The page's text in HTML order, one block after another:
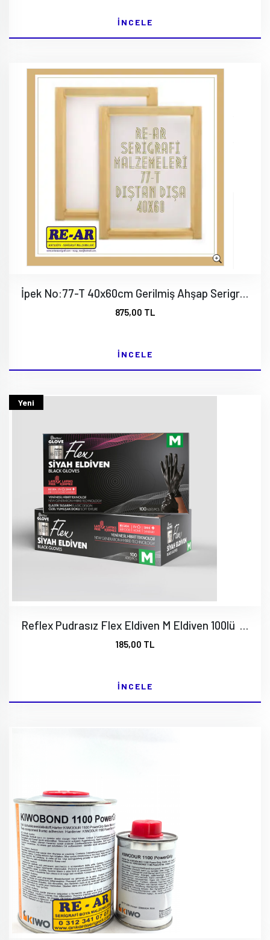
İNCELE
İpek No:77-T 40x60cm Gerilmiş Ahşap Serigrafi Baskı Kalıbı (Dıştan Dışa ölçü)
875,00 TL
İNCELE
Yeni
Reflex Pudrasız Flex Eldiven M Eldiven 100lü 1 pk. SİYAH
185,00 TL
İNCELE